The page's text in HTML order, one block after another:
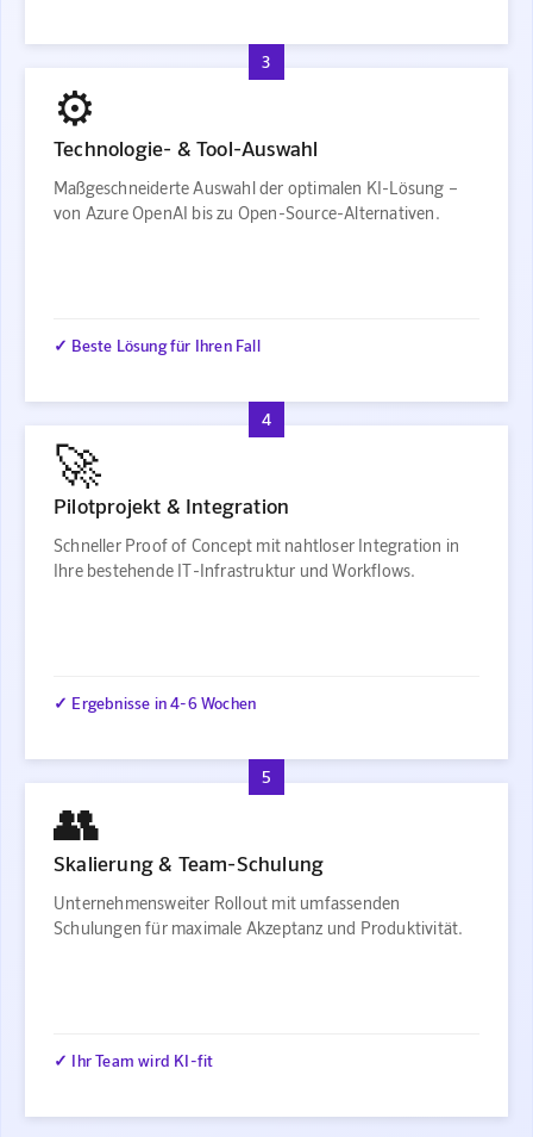
3
⚙️
Technologie- & Tool-Auswahl
Maßgeschneiderte Auswahl der optimalen KI-Lösung –
von Azure OpenAI bis zu Open-Source-Alternativen.
✓ Beste Lösung für Ihren Fall
4
🚀
Pilotprojekt & Integration
Schneller Proof of Concept mit nahtloser Integration in
Ihre bestehende IT-Infrastruktur und Workflows.
✓ Ergebnisse in 4-6 Wochen
5
👥
Skalierung & Team-Schulung
Unternehmensweiter Rollout mit umfassenden
Schulungen für maximale Akzeptanz und Produktivität.
✓ Ihr Team wird KI-fit